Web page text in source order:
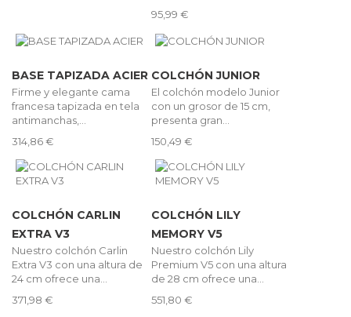
95,99 €
BASE TAPIZADA ACIER
Firme y elegante cama
francesa tapizada en tela
antimanchas,...
314,86 €
COLCHÓN JUNIOR
El colchón modelo Junior
con un grosor de 15 cm,
presenta gran...
150,49 €
COLCHÓN CARLIN
EXTRA V3
Nuestro colchón Carlin
Extra V3 con una altura de
24 cm ofrece una...
371,98 €
COLCHÓN LILY
MEMORY V5
Nuestro colchón Lily
Premium V5 con una altura
de 28 cm ofrece una...
551,80 €